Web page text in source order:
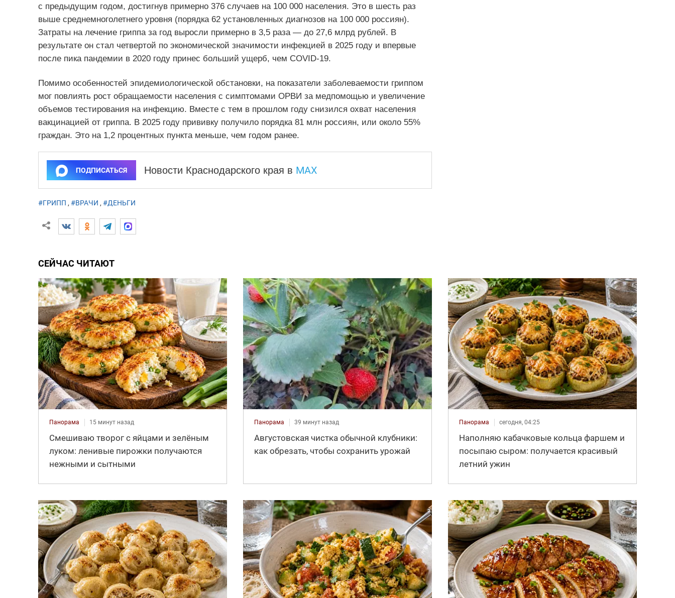
с предыдущим годом, достигнув примерно 376 случаев на 100 000 населения. Это в шесть раз
выше среднемноголетнего уровня (порядка 62 установленных диагнозов на 100 000 россиян).
Затраты на лечение гриппа за год выросли примерно в 3,5 раза — до 27,6 млрд рублей. В
результате он стал четвертой по экономической значимости инфекцией в 2025 году и впервые
после пика пандемии в 2020 году принес больший ущерб, чем COVID-19.
Помимо особенностей эпидемиологической обстановки, на показатели заболеваемости гриппом
мог повлиять рост обращаемости населения с симптомами ОРВИ за медпомощью и увеличение
объемов тестирования на инфекцию. Вместе с тем в прошлом году снизился охват населения
вакцинацией от гриппа. В 2025 году прививку получило порядка 81 млн россиян, или около 55%
граждан. Это на 1,2 процентных пункта меньше, чем годом ранее.
ПОДПИСАТЬСЯ Новости Краснодарского края в MAX
#ГРИПП , #ВРАЧИ , #ДЕНЬГИ
СЕЙЧАС ЧИТАЮТ
Панорама 15 минут назад
Смешиваю творог с яйцами и зелёным
луком: ленивые пирожки получаются
нежными и сытными
Панорама 39 минут назад
Августовская чистка обычной клубники:
как обрезать, чтобы сохранить урожай
Панорама сегодня, 04:25
Наполняю кабачковые кольца фаршем и
посыпаю сыром: получается красивый
летний ужин